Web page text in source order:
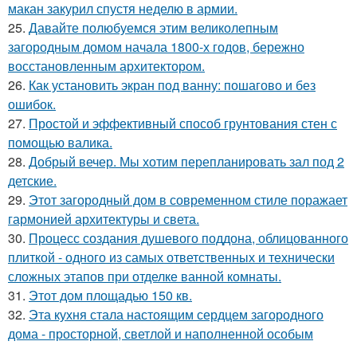
макан закурил спустя неделю в армии.
25. Давайте полюбуемся этим великолепным
загородным домом начала 1800-х годов, бережно
восстановленным архитектором.
26. Как установить экран под ванну: пошагово и без
ошибок.
27. Простой и эффективный способ грунтования стен с
помощью валика.
28. Добрый вечер. Мы хотим перепланировать зал под 2
детские.
29. Этот загородный дом в современном стиле поражает
гармонией архитектуры и света.
30. Процесс создания душевого поддона, облицованного
плиткой - одного из самых ответственных и технически
сложных этапов при отделке ванной комнаты.
31. Этот дом площадью 150 кв.
32. Эта кухня стала настоящим сердцем загородного
дома - просторной, светлой и наполненной особым